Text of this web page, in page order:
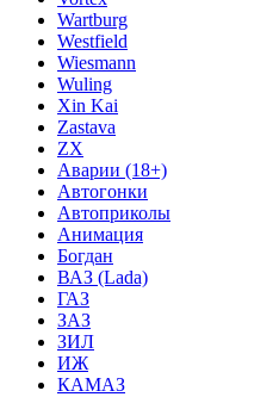
Wartburg
Westfield
Wiesmann
Wuling
Xin Kai
Zastava
ZX
Аварии (18+)
Автогонки
Автоприколы
Анимация
Богдан
ВАЗ (Lada)
ГАЗ
ЗАЗ
ЗИЛ
ИЖ
КАМАЗ